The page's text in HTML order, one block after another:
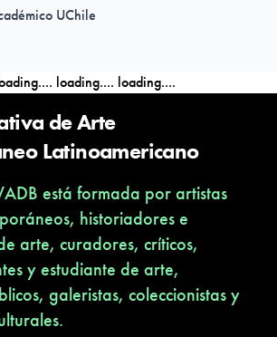
UChile
Director Depto Historia USACH
coordinador carrera de Gestión Cultural
Santos, USACH
horas
loading.... loading....
de Arte
Latinoamericano
está formada por artistas
historiadores e
arte, curadores, críticos,
y estudiante de arte,
galeristas, coleccionistas y